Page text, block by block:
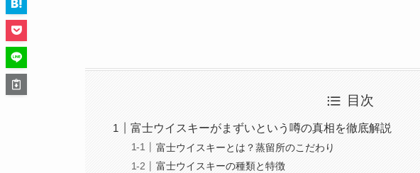
目次
富士ウイスキーがまずいという噂の真相を徹底解説
富士ウイスキーとは？蒸留所のこだわり
富士ウイスキーの種類と特徴